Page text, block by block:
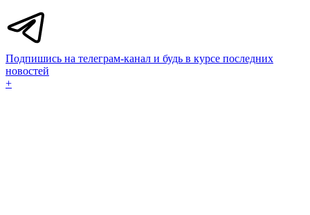
Подпишись на телеграм-канал и будь в курсе последних
новостей
+